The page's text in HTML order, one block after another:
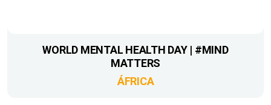
WORLD MENTAL HEALTH DAY | #MIND
MATTERS
ÁFRICA